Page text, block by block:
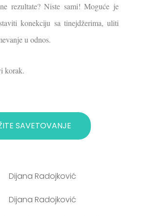
rezultate? Niste sami! Moguće je
konekciju sa tinejdžerima, uliti
u odnos.
korak.
SAVETOVANJE